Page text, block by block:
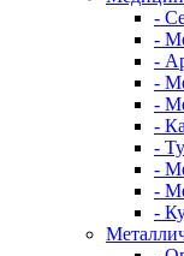
-
-
-
-
-
-
-
-
-
-